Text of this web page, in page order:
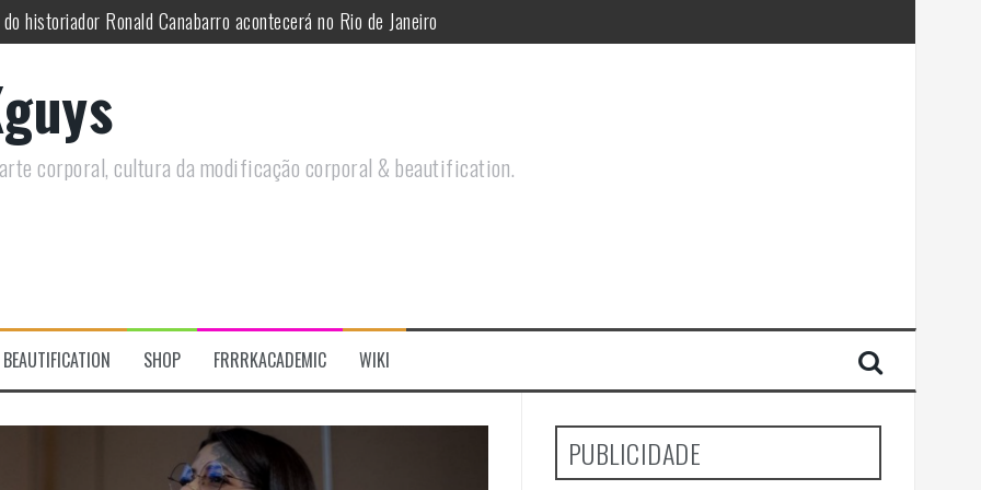
historiador Ronald Canabarro acontecerá no Rio de Janeiro
em Agosto e discutirá questões LGBTQIAPN+ e Modificações Corporais
modificações corporais e anarquia em encontro online
saiba como você pode ajudar duas ações que estão a ocorrer
a celebração do Orgulho Freak no Chile
corporal, cultura da modificação corporal & beautification.
BEAUTIFICATION SHOP FRRRKACADEMIC WIKI
PUBLICIDADE